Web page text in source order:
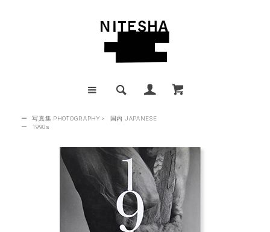
ー 写真集 PHOTOGRAPHY >
国内 JAPANESE
ー
1990s